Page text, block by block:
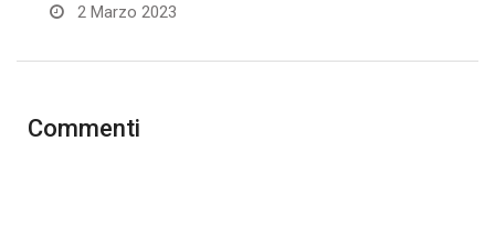
2 Marzo 2023
Commenti